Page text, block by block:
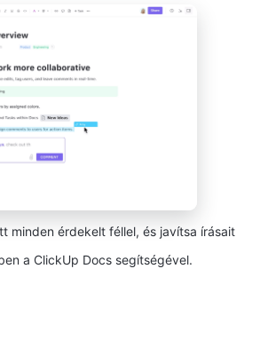
minden érdekelt féllel, és javítsa írásait
a ClickUp Docs segítségével.